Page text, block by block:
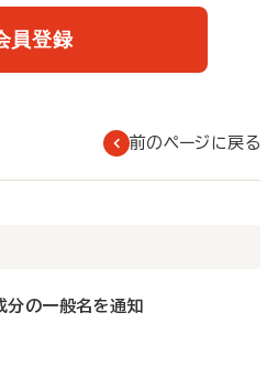
員登録
前のページに戻る
分の一般名を通知